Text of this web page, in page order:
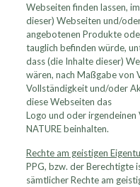
Webseiten finden lassen,
dieser) Webseiten und/
angebotenen Produkte
tauglich befinden würde,
dass (die Inhalte dieser)
wären, nach Maßgabe von
Vollständigkeit und/oder
diese Webseiten das
Logo und oder irgendeinen
NATURE beinhalten.
Rechte am geistigen
PPG, bzw. der Berechtigte
sämtlicher Rechte am